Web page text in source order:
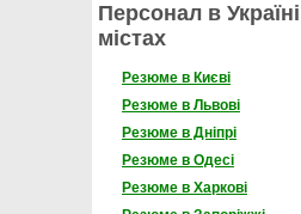
Персонал в
містах
Резюме в Києві
Резюме в Львові
Резюме в Дніпрі
Резюме в Одесі
Резюме в Харкові